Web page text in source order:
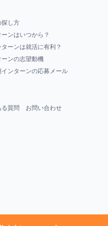
探し方
ンはいつから？
ーンは就活に有利？
ンの志望動機
インターンの応募メール
る質問 お問い合わせ